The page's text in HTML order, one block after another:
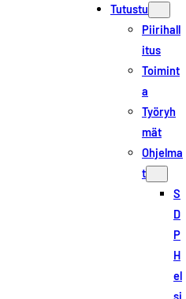
Tutustu
Piirihall
itus
Toimint
a
Työryh
mät
Ohjelma
t
S
D
P
H
el
si